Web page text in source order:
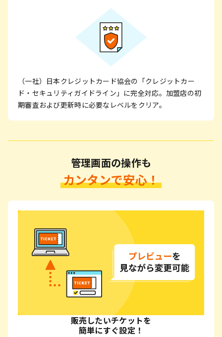
（一社）日本クレジットカード協会の「クレジットカー
ド・セキュリティガイドライン」に完全対応。加盟店の初
期審査および更新時に必要なレベルをクリア。
管理画面の操作も
カンタンで安心！
販売したいチケットを
簡単にすぐ設定！